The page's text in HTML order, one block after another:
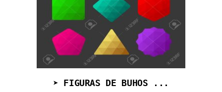
➤ FIGURAS DE BUHOS ...